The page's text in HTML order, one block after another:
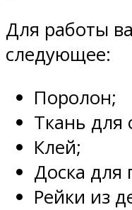
Для работы
следующее:
Поролон;
Ткань для
Клей;
Доска для
Рейки из